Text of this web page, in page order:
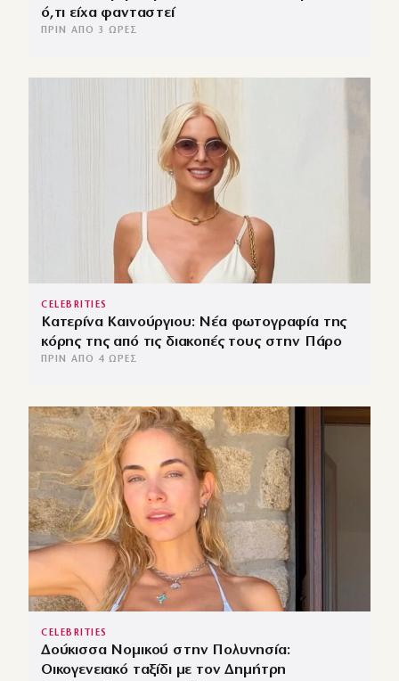
ό,τι είχα φανταστεί
ΠΡΙΝ ΑΠΌ 3 ΏΡΕΣ
CELEBRITIES
Κατερίνα Καινούργιου: Νέα φωτογραφία της
κόρης της από τις διακοπές τους στην Πάρο
ΠΡΙΝ ΑΠΌ 4 ΏΡΕΣ
CELEBRITIES
Δούκισσα Νομικού στην Πολυνησία:
Οικογενειακό ταξίδι με τον Δημήτρη